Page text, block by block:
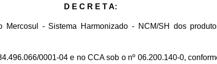
D E C R E T A:
Mercosul - Sistema Harmonizado - NCM/SH dos
0001-04 e no CCA sob o nº 06.200.140-0,